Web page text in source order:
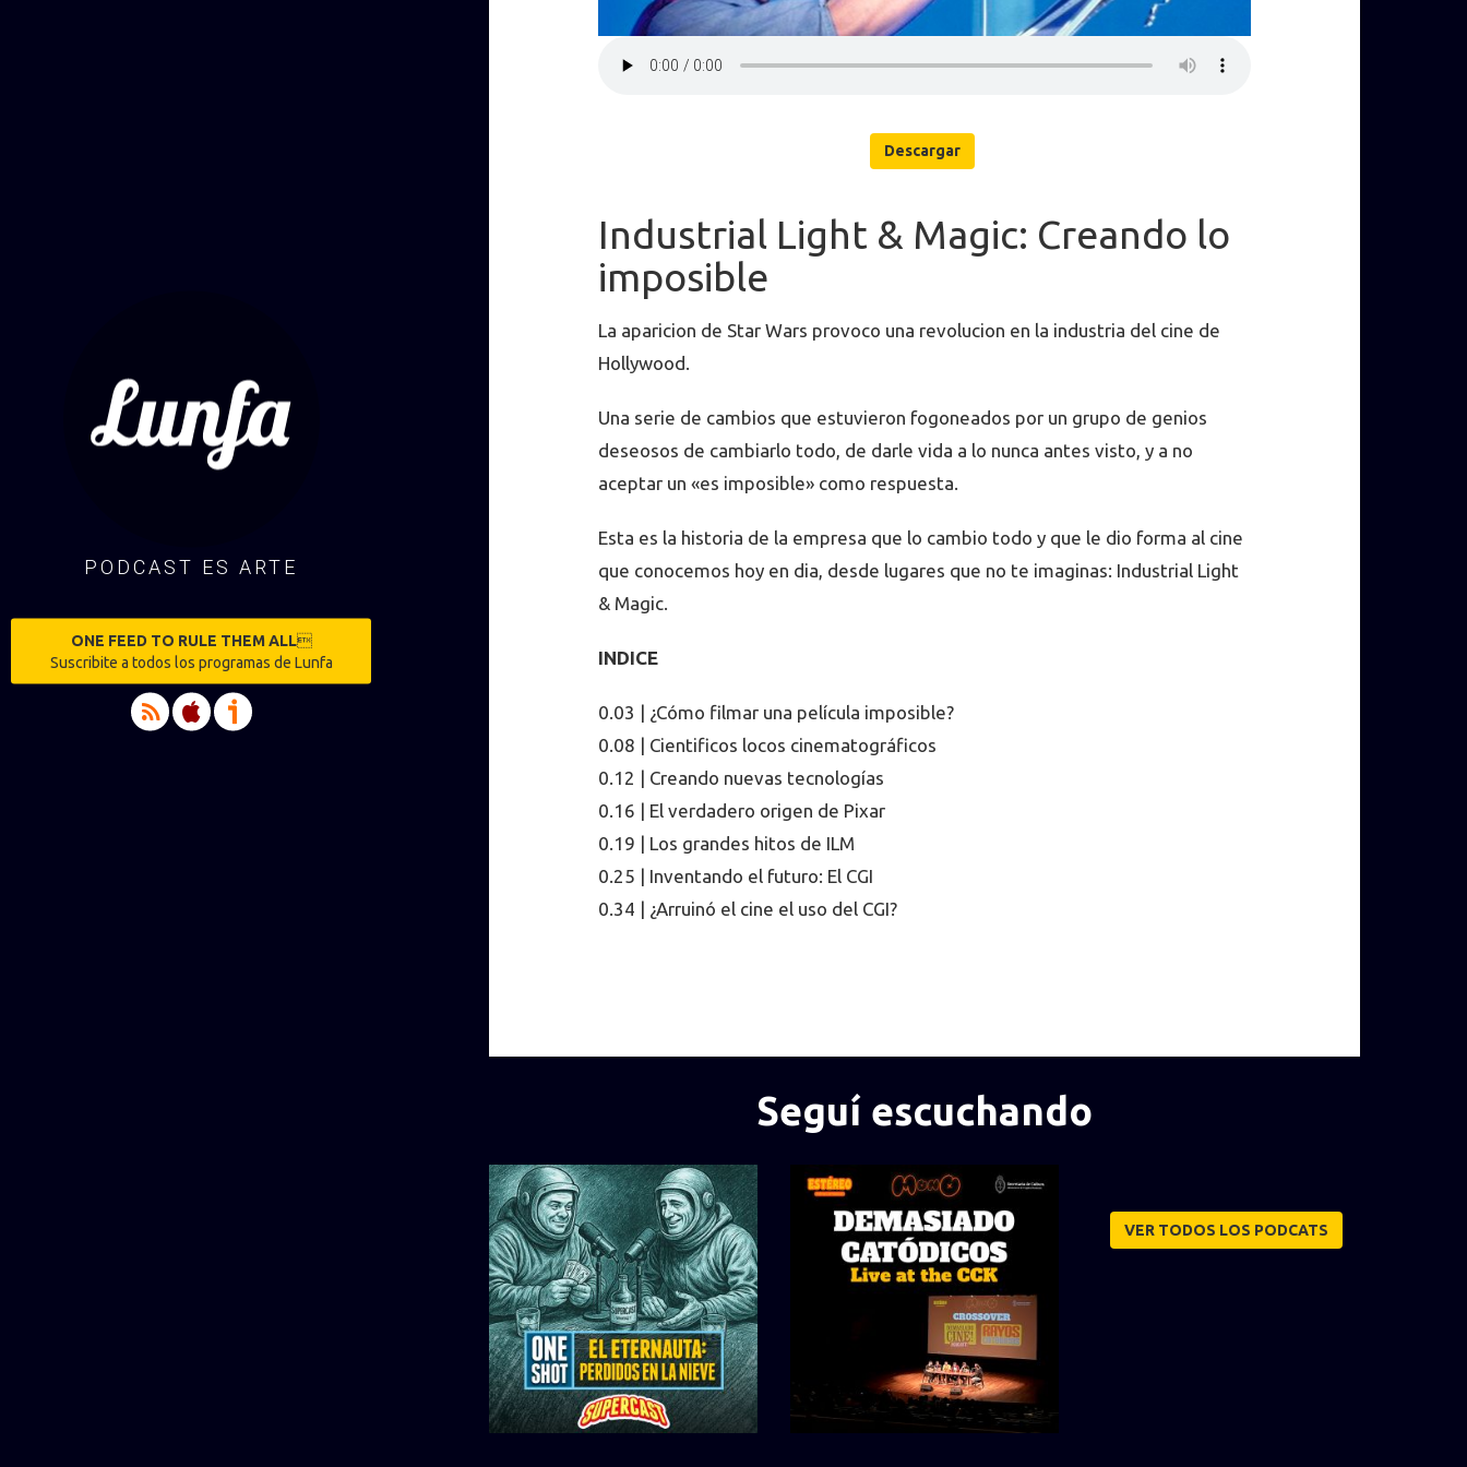
PODCAST ES ARTE
ONE FEED TO RULE THEM ALL 
Suscribite a todos los programas de Lunfa
Descargar
Industrial Light & Magic: Creando lo
imposible
La aparicion de Star Wars provoco una revolucion en la industria del cine de
Hollywood.
Una serie de cambios que estuvieron fogoneados por un grupo de genios
deseosos de cambiarlo todo, de darle vida a lo nunca antes visto, y a no
aceptar un «es imposible» como respuesta.
Esta es la historia de la empresa que lo cambio todo y que le dio forma al cine
que conocemos hoy en dia, desde lugares que no te imaginas: Industrial Light
& Magic.
INDICE
0.03 | ¿Cómo filmar una película imposible?
0.08 | Cientificos locos cinematográficos
0.12 | Creando nuevas tecnologías
0.16 | El verdadero origen de Pixar
0.19 | Los grandes hitos de ILM
0.25 | Inventando el futuro: El CGI
0.34 | ¿Arruinó el cine el uso del CGI?
Seguí escuchando
VER TODOS LOS PODCATS